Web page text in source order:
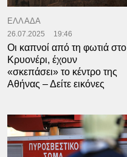
ΕΛΛΑΔΑ
26.07.2025 19:46
Οι καπνοί από τη φωτιά στο
Κρυονέρι, έχουν
«σκεπάσει» το κέντρο της
Αθήνας – Δείτε εικόνες